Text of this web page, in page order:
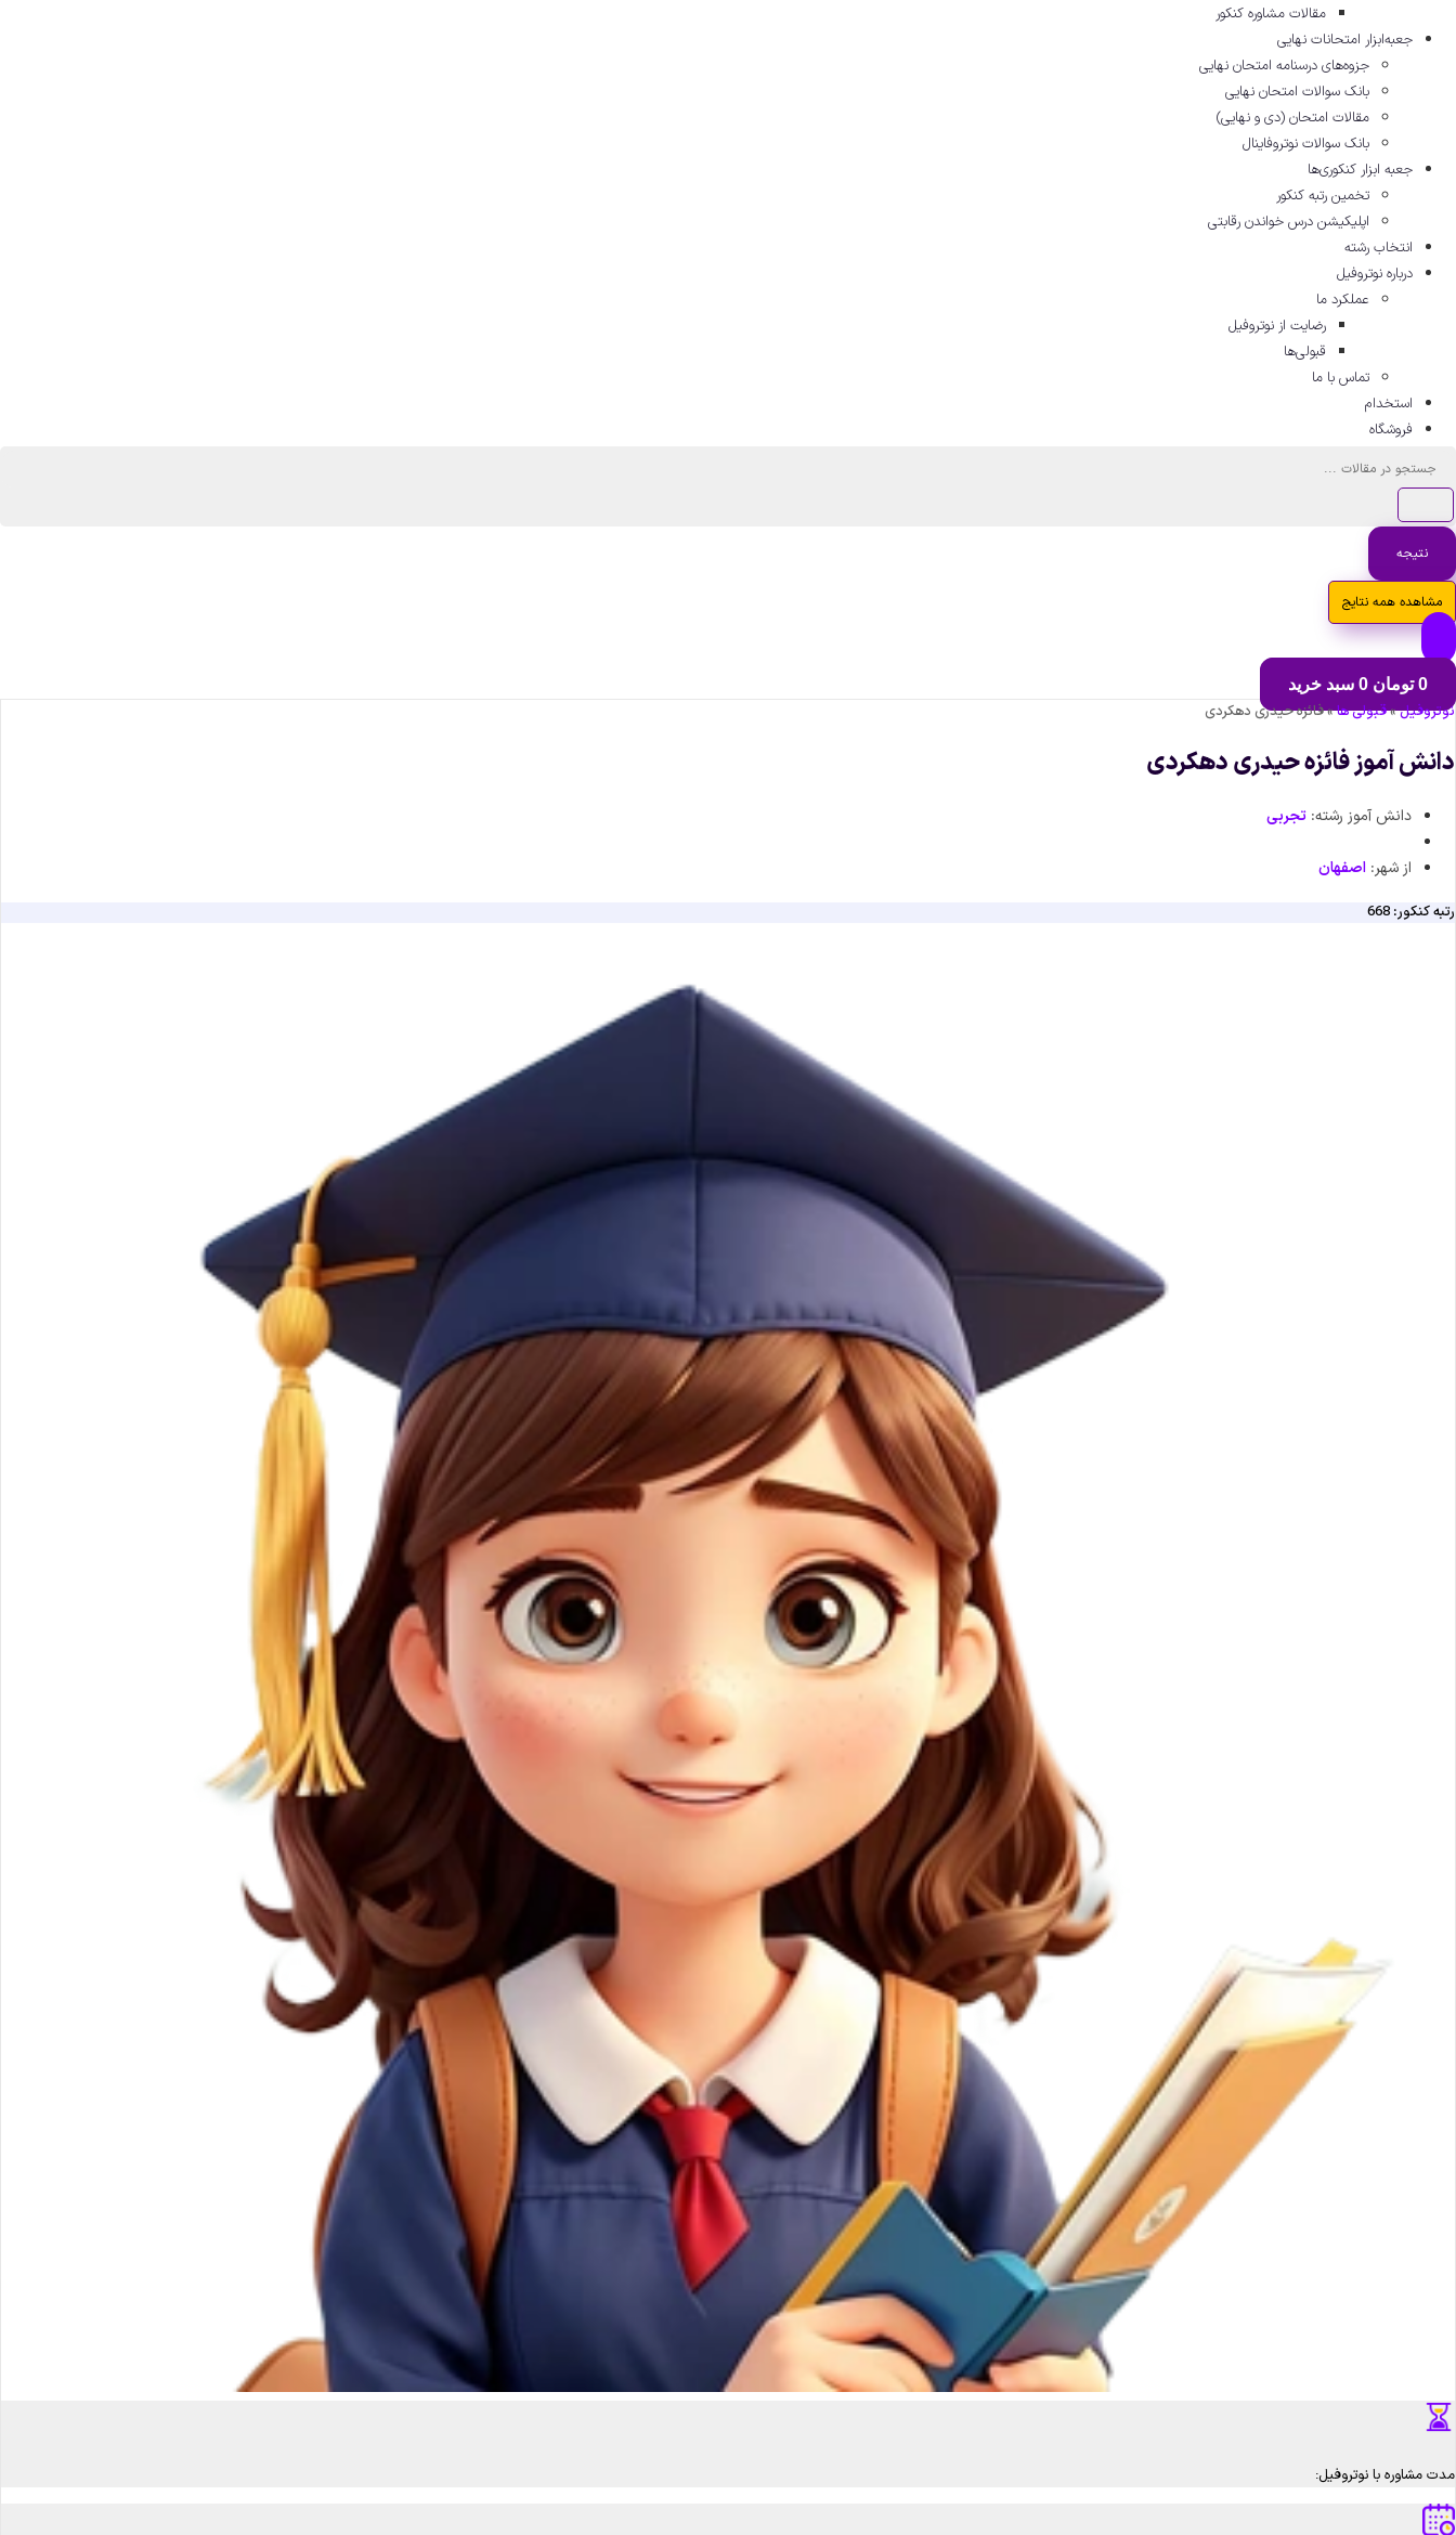
مقالات مشاوره‌ کنکور
جعبه‌ابزار امتحانات نهایی
جزوه‌های درسنامه امتحان نهایی
بانک سوالات امتحان نهایی
مقالات امتحان (دی و نهایی)
بانک سوالات نوتروفاینال
جعبه ابزار کنکوری‌ها
تخمین رتبه کنکور
اپلیکیشن درس خواندن رقابتی
انتخاب رشته
درباره نوتروفیل
عملکرد ما
رضایت از نوتروفیل
قبولی‌ها
تماس با ما
استخدام
فروشگاه
جستجو
نتیجه
مشاهده همه نتایج
0 تومان 0 سبد خرید
نوتروفیل»قبولی ها»فائزه حیدری دهکردی
دانش آموز فائزه حیدری دهکردی
دانش آموز رشته: تجربی
از شهر: اصفهان
رتبه کنکور: 668
مدت مشاوره با نوتروفیل: